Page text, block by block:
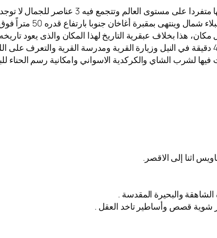
تقع الحديقة النباتية فى جزيرة وسط النيل بمدينة
هذا بخلاف عبقرية التاريخ لهذا المكان والذى يعود تاريخه
تم التوجه لي زيارة القرية النوبية باسوان (اختياري)من خلال لانش 45 دقيقة في النيل وزيارة القرية
فيها لشرب الشاي والكركدية الاسواني وامكانية رسم
اثنا إلى الاقصر.
الشاهقة والبحيرة المقدسة .
شوية قصص وأساطير تاخد العقل .